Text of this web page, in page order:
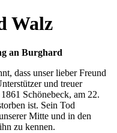
Walz
an Burghard
dass unser lieber Freund
und treuer
Schönebeck, am 22.
ist. Sein Tod
Mitte und in den
zu kennen.